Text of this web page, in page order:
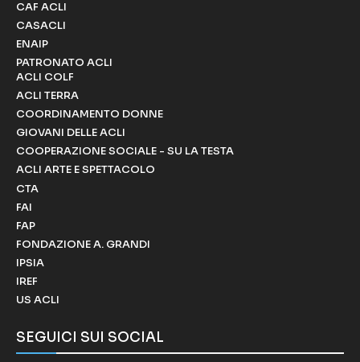
CAF ACLI
CASACLI
ENAIP
PATRONATO ACLI
ACLI COLF
ACLI TERRA
COORDINAMENTO DONNE
GIOVANI DELLE ACLI
COOPERAZIONE SOCIALE - SU LA TESTA
ACLI ARTE E SPETTACOLO
CTA
FAI
FAP
FONDAZIONE A. GRANDI
IPSIA
IREF
US ACLI
SEGUICI SUI SOCIAL